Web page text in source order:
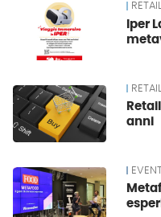
News
Iper
RETAIL
anni